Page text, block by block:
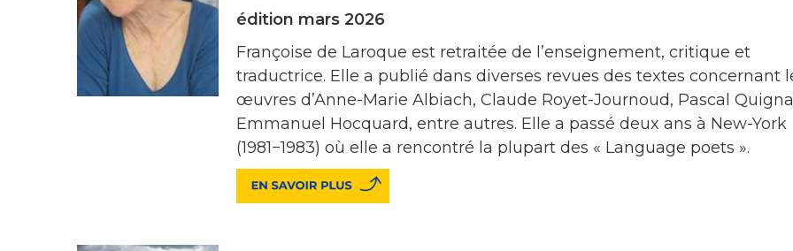
édition mars 2026
Françoise de Laroque est retraitée de l’enseignement, critique et
traductrice. Elle a publié dans diverses revues des textes concernant
œuvres d’Anne-Marie Albiach, Claude Royet-Journoud, Pascal
Emmanuel Hocquard, entre autres. Elle a passé deux ans à New-York
(1981−1983) où elle a rencontré la plupart des « Language poets ».